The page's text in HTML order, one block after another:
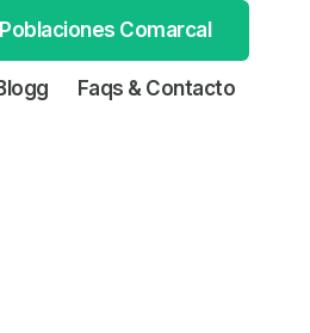
Comarcal
Faqs & Contacto